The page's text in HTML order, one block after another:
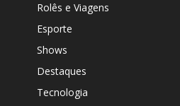
Rolês e Viagens
Esporte
Shows
Destaques
Tecnologia